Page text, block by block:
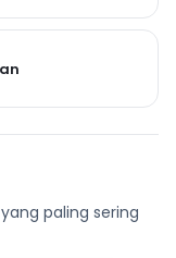
paling sering